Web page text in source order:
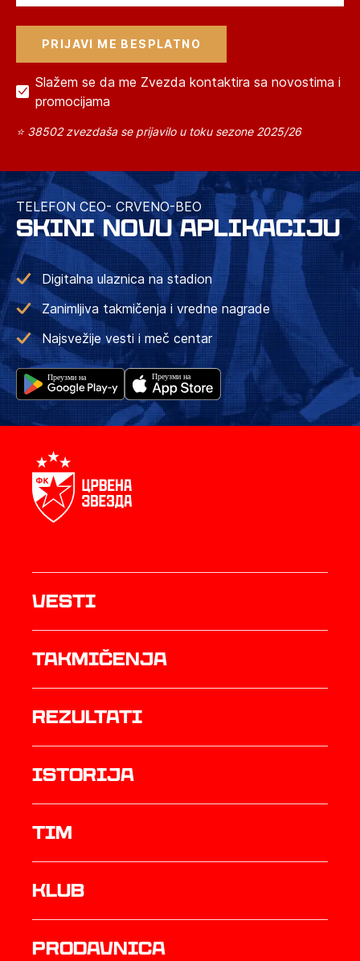
Slažem se da me Zvezda kontaktira sa novostima i
promocijama
⭐ 38502 zvezdaša se prijavilo u toku sezone 2025/26
TELEFON CEO- CRVENO-BEO
SKINI NOVU APLIKACIJU
Digitalna ulaznica na stadion
Zanimljiva takmičenja i vredne nagrade
Najsvežije vesti i meč centar
Vesti
Takmičenja
rezultati
istorija
TIM
Klub
prodavnica